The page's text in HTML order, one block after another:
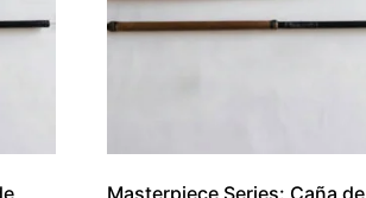
Masterpiece Series: Caña de